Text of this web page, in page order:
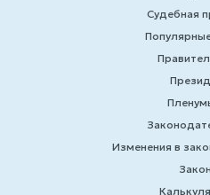
Судебная
Изменения в